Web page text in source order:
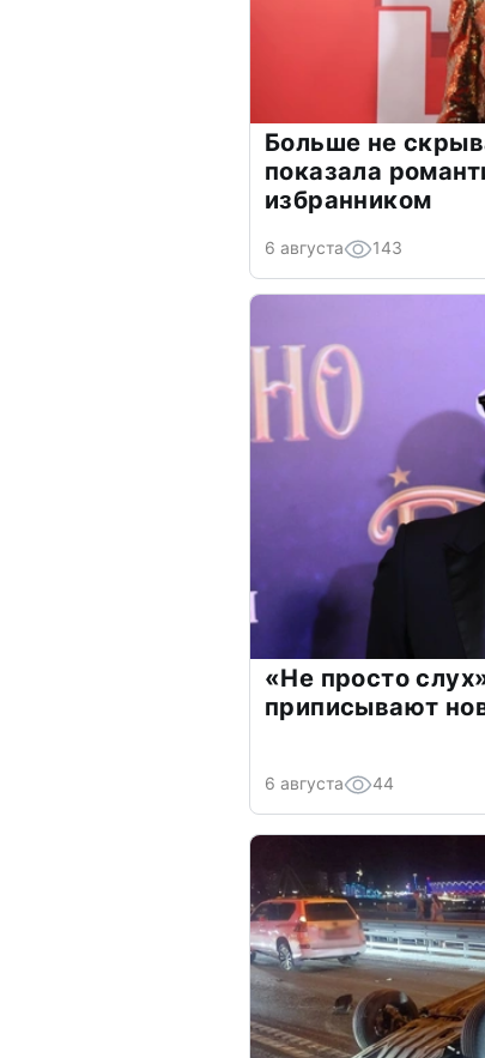
Больше не
показала
избранником
6 августа 143
«Не просто
приписывают
6 августа 44